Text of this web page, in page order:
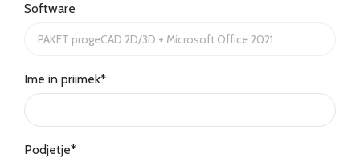
Software
Ime in priimek*
Podjetje*